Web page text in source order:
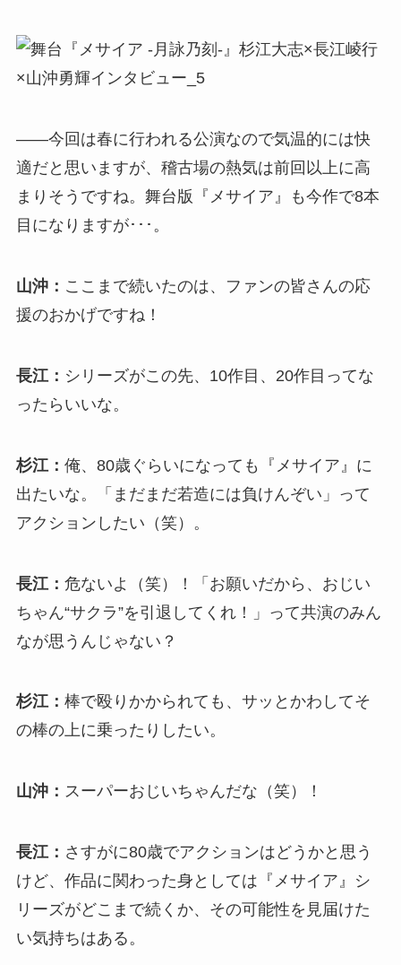
――今回は春に行われる公演なので気温的には快
適だと思いますが、稽古場の熱気は前回以上に高
まりそうですね。舞台版『メサイア』も今作で8本
目になりますが･･･。
山沖： ここまで続いたのは、ファンの皆さんの応
援のおかげですね！
長江： シリーズがこの先、10作目、20作目ってな
ったらいいな。
杉江： 俺、80歳ぐらいになっても『メサイア』に
出たいな。「まだまだ若造には負けんぞい」って
アクションしたい（笑）。
長江： 危ないよ（笑）！「お願いだから、おじい
ちゃん“サクラ”を引退してくれ！」って共演のみん
なが思うんじゃない？
杉江： 棒で殴りかかられても、サッとかわしてそ
の棒の上に乗ったりしたい。
山沖： スーパーおじいちゃんだな（笑）！
長江： さすがに80歳でアクションはどうかと思う
けど、作品に関わった身としては『メサイア』シ
リーズがどこまで続くか、その可能性を見届けた
い気持ちはある。